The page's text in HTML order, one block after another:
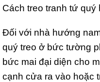
Cách treo tranh tứ quý
Đối với nhà hướng
quý treo ở bức tường
bức mai đại diện cho
cạnh cửa ra vào hoặc